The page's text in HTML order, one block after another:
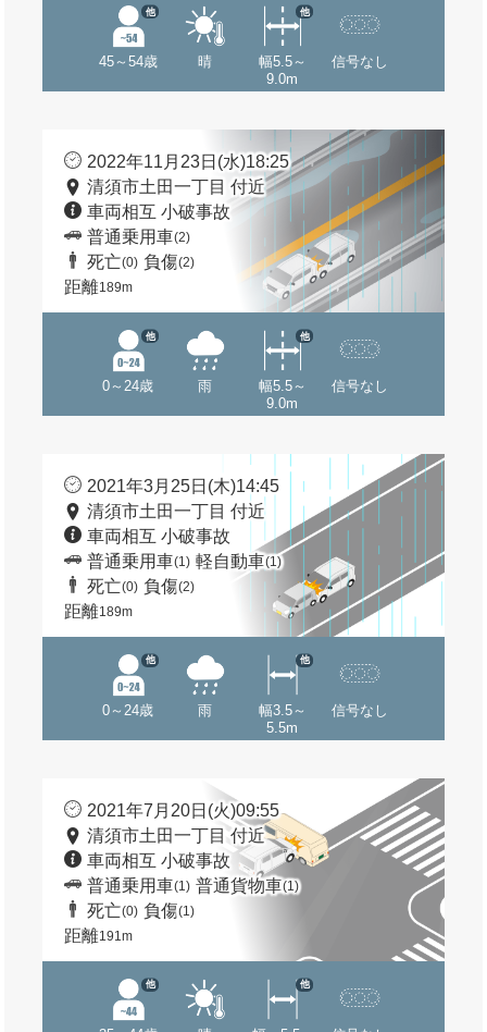
45～54歳
他
晴
幅5.5～
9.0m
他
信号なし
2022年11月23日(水)18:25
清須市土田一丁目 付近
車両相互 小破事故
普通乗用車(2)
死亡(0) 負傷(2)
距離189m
0～24歳
他
雨
幅5.5～
9.0m
他
信号なし
2021年3月25日(木)14:45
清須市土田一丁目 付近
車両相互 小破事故
普通乗用車(1) 軽自動車(1)
死亡(0) 負傷(2)
距離189m
0～24歳
他
雨
幅3.5～
5.5m
他
信号なし
2021年7月20日(火)09:55
清須市土田一丁目 付近
車両相互 小破事故
普通乗用車(1) 普通貨物車(1)
死亡(0) 負傷(1)
距離191m
他 他